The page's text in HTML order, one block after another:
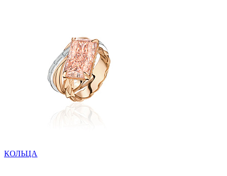
КОЛЬЦА